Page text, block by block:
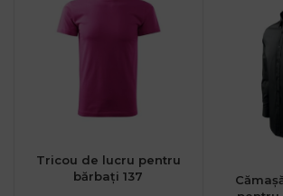
Tricou de lucru pentru
bărbați 137